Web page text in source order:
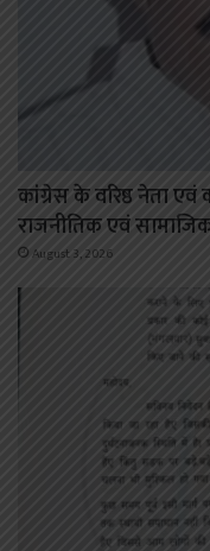
कांग्रेस के वरिष्ठ नेता एवं
राजनीतिक एवं
August 3, 2026